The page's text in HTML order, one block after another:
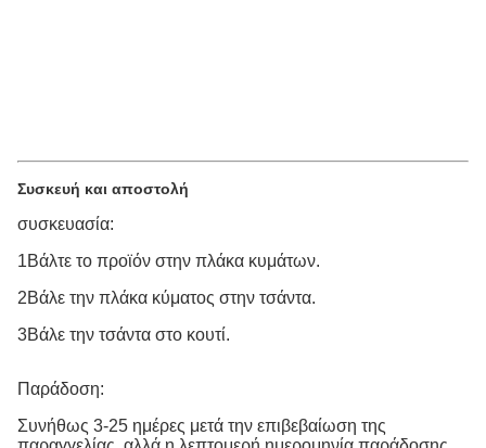
Συσκευή και αποστολή
συσκευασία:
1Βάλτε το προϊόν στην πλάκα κυμάτων.
2Βάλε την πλάκα κύματος στην τσάντα.
3Βάλε την τσάντα στο κουτί.
Παράδοση:
Συνήθως 3-25 ημέρες μετά την επιβεβαίωση της